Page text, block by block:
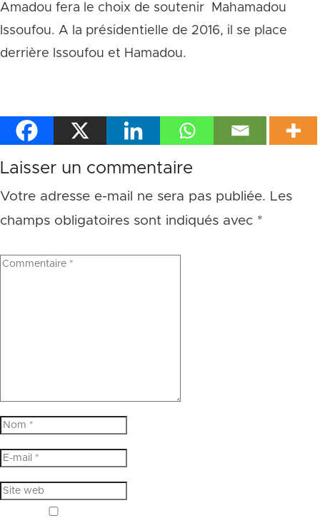
Amadou fera le choix de soutenir Mahamadou
Issoufou. A la présidentielle de 2016, il se place
derrière Issoufou et Hamadou.
Laisser un commentaire
Votre adresse e-mail ne sera pas publiée. Les
champs obligatoires sont indiqués avec *